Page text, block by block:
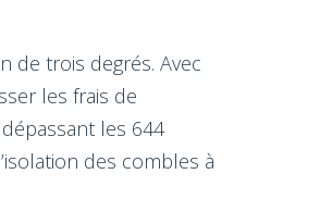
de trois degrés. Avec
les frais de
les 644
des combles à